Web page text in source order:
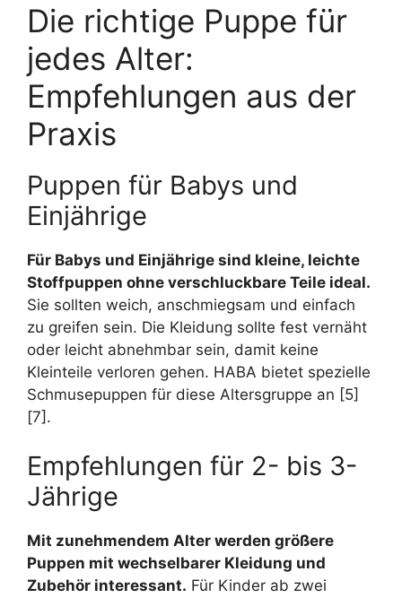
Die richtige Puppe für
jedes Alter:
Empfehlungen aus der
Praxis
Puppen für Babys und
Einjährige
Für Babys und Einjährige sind kleine, leichte
Stoffpuppen ohne verschluckbare Teile ideal.
Sie sollten weich, anschmiegsam und einfach
zu greifen sein. Die Kleidung sollte fest vernäht
oder leicht abnehmbar sein, damit keine
Kleinteile verloren gehen. HABA bietet spezielle
Schmusepuppen für diese Altersgruppe an [5]
[7].
Empfehlungen für 2- bis 3-
Jährige
Mit zunehmendem Alter werden größere
Puppen mit wechselbarer Kleidung und
Zubehör interessant. Für Kinder ab zwei